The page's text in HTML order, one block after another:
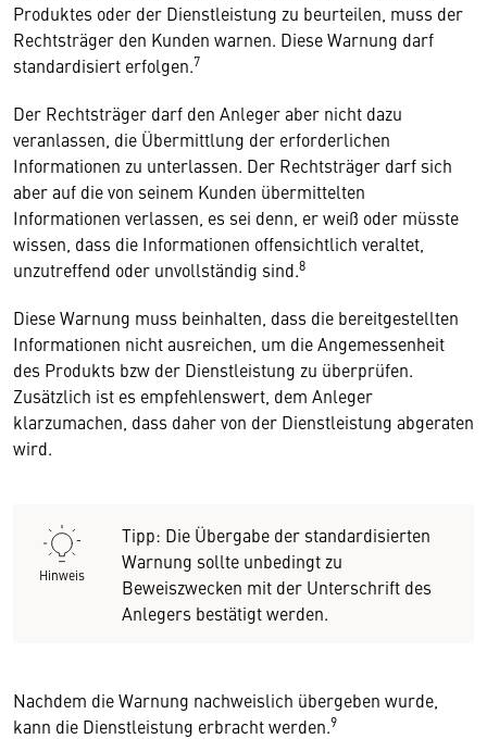
Produktes oder der Dienstleistung zu beurteilen, muss der
Rechtsträger den Kunden warnen. Diese Warnung darf
standardisiert erfolgen.7
Der Rechtsträger darf den Anleger aber nicht dazu
veranlassen, die Übermittlung der erforderlichen
Informationen zu unterlassen. Der Rechtsträger darf sich
aber auf die von seinem Kunden übermittelten
Informationen verlassen, es sei denn, er weiß oder müsste
wissen, dass die Informationen offensichtlich veraltet,
unzutreffend oder unvollständig sind.8
Diese Warnung muss beinhalten, dass die bereitgestellten
Informationen nicht ausreichen, um die Angemessenheit
des Produkts bzw der Dienstleistung zu überprüfen.
Zusätzlich ist es empfehlenswert, dem Anleger
klarzumachen, dass daher von der Dienstleistung abgeraten
wird.
Hinweis
Tipp: Die Übergabe der standardisierten
Warnung sollte unbedingt zu
Beweiszwecken mit der Unterschrift des
Anlegers bestätigt werden.
Nachdem die Warnung nachweislich übergeben wurde,
kann die Dienstleistung erbracht werden.9